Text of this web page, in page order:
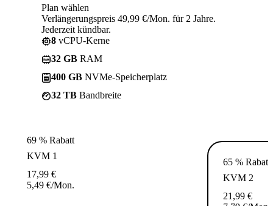
Plan wählen
Verlängerungspreis 49,99 €/Mon. für 2 Jahre.
Jederzeit kündbar.
8 vCPU-Kerne
32 GB RAM
400 GB NVMe-Speicherplatz
32 TB Bandbreite
69 % Rabatt
KVM 1
17,99 €
5,49 €/Mon.
65 % Rabatt
KVM 2
21,99 €